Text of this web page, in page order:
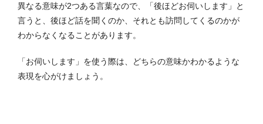
異なる意味が2つある言葉なので、「後ほどお伺いします」と
言うと、後ほど話を聞くのか、それとも訪問してくるのかが
わからなくなることがあります。
「お伺いします」を使う際は、どちらの意味かわかるような
表現を心がけましょう。